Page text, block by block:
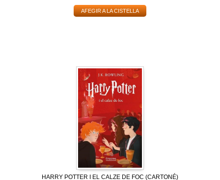
AFEGIR A LA CISTELLA
HARRY POTTER I EL CALZE DE FOC (CARTONÉ)